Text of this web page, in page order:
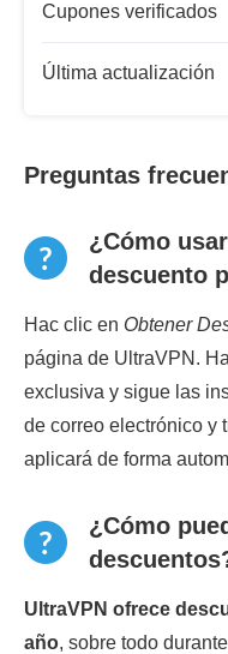
Cupones verificados
Última actualización
Preguntas
¿Cómo
descuento
Hac clic en Obtener
página de UltraVPN.
exclusiva y sigue las
de correo electrónico y
aplicará de forma
¿Cómo
UltraVPN ofrece
año, sobre todo